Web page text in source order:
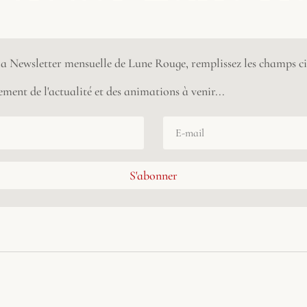
mensuelle de Lune Rouge, remplissez les champs
de l'actualité et des animations à venir...
S'abonner